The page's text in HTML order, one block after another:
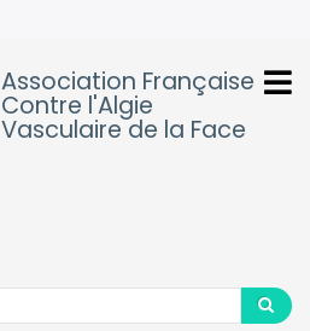
Association Française
Contre l'Algie
Vasculaire de la Face